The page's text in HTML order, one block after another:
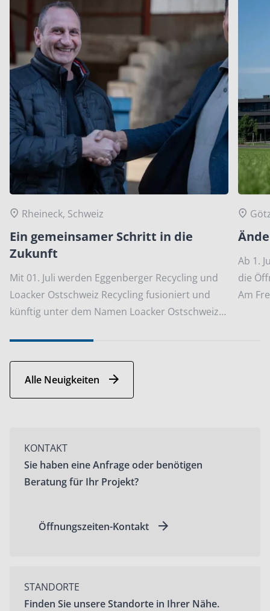
Rheineck, Schweiz
Ein gemeinsamer Schritt in die
Zukunft
Mit 01. Juli werden Eggenberger Recycling und
Loacker Ostschweiz Recycling fusioniert und
künftig unter dem Namen Loacker Ostschweiz
Ab 1.
die
Am
Alle Neuigkeiten
KONTAKT
Sie haben eine Anfrage oder benötigen
Beratung für Ihr Projekt?
Öffnungszeiten-Kontakt
STANDORTE
Finden Sie unsere Standorte in Ihrer Nähe.